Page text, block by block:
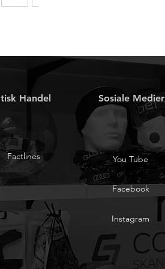
Handel Sosiale Medier
Factlines You Tube
Facebook
Instagram